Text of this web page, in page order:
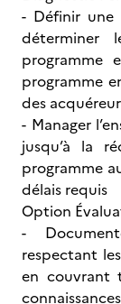
- Définir une
déterminer
programme
programme
des
- Manager
jusqu’à la
programme
délais requis
Option
-
respectant
en couvrant